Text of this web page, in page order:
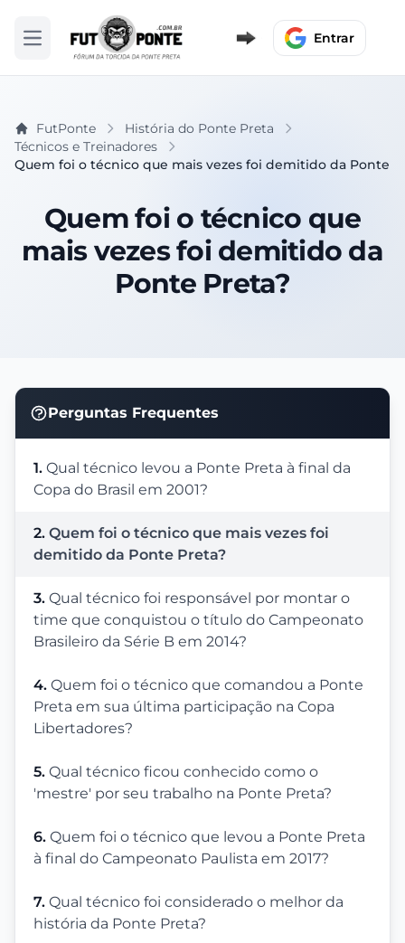
Abrir menu Entrar
FutPonte
História do Ponte Preta
Técnicos e Treinadores
Quem foi o técnico que mais vezes foi demitido da Ponte
Quem foi o técnico que
mais vezes foi demitido da
Ponte Preta?
Perguntas Frequentes
1. Qual técnico levou a Ponte Preta à final da
Copa do Brasil em 2001?
2. Quem foi o técnico que mais vezes foi
demitido da Ponte Preta?
3. Qual técnico foi responsável por montar o
time que conquistou o título do Campeonato
Brasileiro da Série B em 2014?
4. Quem foi o técnico que comandou a Ponte
Preta em sua última participação na Copa
Libertadores?
5. Qual técnico ficou conhecido como o
'mestre' por seu trabalho na Ponte Preta?
6. Quem foi o técnico que levou a Ponte Preta
à final do Campeonato Paulista em 2017?
7. Qual técnico foi considerado o melhor da
história da Ponte Preta?